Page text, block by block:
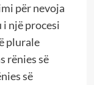
për nevoja
një procesi
plurale
rënies së
së